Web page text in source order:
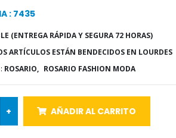
: 7435
(ENTREGA RÁPIDA Y SEGURA 72 HORAS)
ARTÍCULOS ESTÁN BENDECIDOS EN LOURDES
ROSARIO, ROSARIO FASHION MODA
+ AÑADIR AL CARRITO